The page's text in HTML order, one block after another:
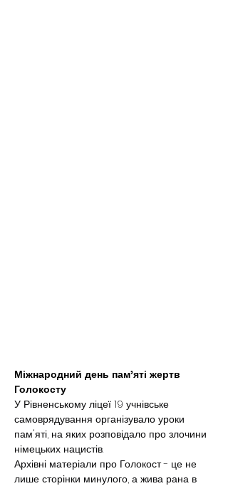
Міжнародний день пам'яті жертв
Голокосту
У Рівненському ліцеї 19 учнівське
самоврядування організувало уроки
пам'яті, на яких розповідало про злочини
німецьких нацистів.
Архівні матеріали про Голокост - це не
лише сторінки минулого, а жива рана в